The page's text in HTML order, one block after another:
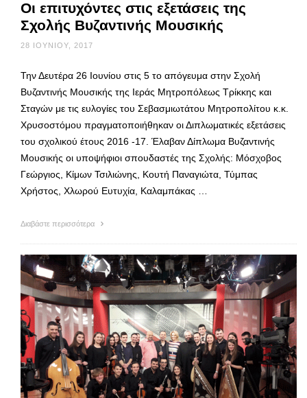
Οι επιτυχόντες στις εξετάσεις της
Σχολής Βυζαντινής Μουσικής
28 ΙΟΥΝΊΟΥ, 2017
Την Δευτέρα 26 Ιουνίου στις 5 το απόγευμα στην Σχολή
Βυζαντινής Μουσικής της Ιεράς Μητροπόλεως Τρίκκης και
Σταγών με τις ευλογίες του Σεβασμιωτάτου Μητροπολίτου κ.κ.
Χρυσοστόμου πραγματοποιήθηκαν οι Διπλωματικές εξετάσεις
του σχολικού έτους 2016 -17. Έλαβαν Δίπλωμα Βυζαντινής
Μουσικής οι υποψήφιοι σπουδαστές της Σχολής: Μόσχοβος
Γεώργιος, Κίμων Τσιλιώνης, Κουτή Παναγιώτα, Τύμπας
Χρήστος, Χλωρού Ευτυχία, Καλαμπάκας …
Διαβάστε περισσότερα